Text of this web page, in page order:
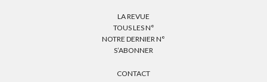
LA REVUE
TOUS LES N°
NOTRE DERNIER N°
S’ABONNER
CONTACT